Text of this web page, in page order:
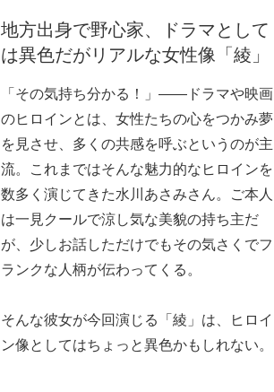
地方出身で野心家、ドラマとして
は異色だがリアルな女性像「綾」
「その気持ち分かる！」――ドラマや映画
のヒロインとは、女性たちの心をつかみ夢
を見させ、多くの共感を呼ぶというのが主
流。これまではそんな魅力的なヒロインを
数多く演じてきた水川あさみさん。ご本人
は一見クールで涼し気な美貌の持ち主だ
が、少しお話しただけでもその気さくでフ
ランクな人柄が伝わってくる。
そんな彼女が今回演じる「綾」は、ヒロイ
ン像としてはちょっと異色かもしれない。